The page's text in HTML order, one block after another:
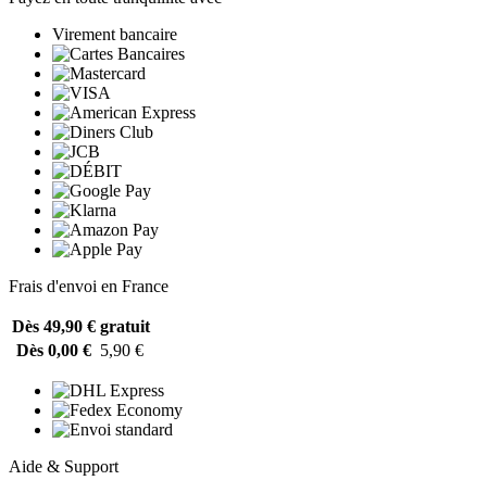
Virement bancaire
Frais d'envoi en France
Dès 49,90 € gratuit
Dès 0,00 € 5,90 €
Aide & Support